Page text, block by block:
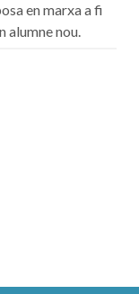
en marxa a fi
alumne nou.